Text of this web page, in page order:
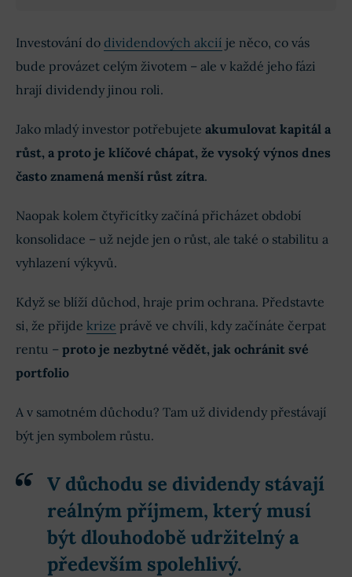
Investování do dividendových akcií je něco, co vás
bude provázet celým životem – ale v každé jeho fázi
hrají dividendy jinou roli.
Jako mladý investor potřebujete akumulovat kapitál a
růst, a proto je klíčové chápat, že vysoký výnos dnes
často znamená menší růst zítra.
Naopak kolem čtyřicítky začíná přicházet období
konsolidace – už nejde jen o růst, ale také o stabilitu a
vyhlazení výkyvů.
Když se blíží důchod, hraje prim ochrana. Představte
si, že přijde krize právě ve chvíli, kdy začínáte čerpat
rentu – proto je nezbytné vědět, jak ochránit své
portfolio
A v samotném důchodu? Tam už dividendy přestávají
být jen symbolem růstu.
V důchodu se dividendy stávají
reálným příjmem, který musí
být dlouhodobě udržitelný a
především spolehlivý.